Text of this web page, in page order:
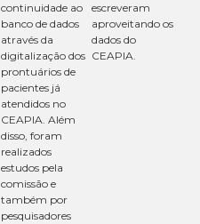
continuidade ao
banco de dados
através da
digitalização dos
prontuários de
pacientes já
atendidos no
CEAPIA. Além
disso, foram
realizados
estudos pela
comissão e
também por
pesquisadores
escreveram
aproveitando os
dados do
CEAPIA.